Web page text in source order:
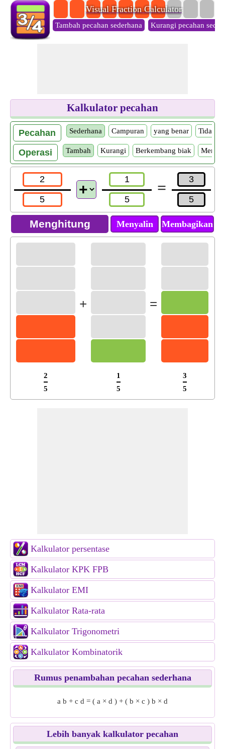
Visual Fraction Calculator
Tambah pecahan sederhana Kurangi pecahan
Kalkulator pecahan
Pecahan Sederhana Campuran yang benar Tidak
Operasi Tambah Kurangi Berkembang biak
=
Menyalin Membagikan
2
5
+
1
5
=
3
5
Kalkulator persentase
Kalkulator KPK FPB
Kalkulator EMI
Kalkulator Rata-rata
Kalkulator Trigonometri
Kalkulator Kombinatorik
Rumus penambahan pecahan sederhana
a b + c d = ( a × d ) + ( b × c ) b × d
Lebih banyak kalkulator pecahan